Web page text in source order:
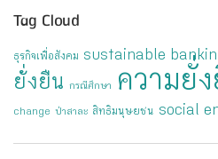
Tag Cloud
ธุรกิจเพื่อสังคม sustainable
ยั่งยืน กรณีศึกษา ความยั่
change ป่าสาละ สิทธิมนุษยชน social